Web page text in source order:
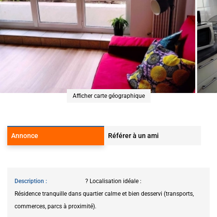
Afficher carte géographique
Annonce Référer à un ami
Description
? Localisation idéale :
Résidence tranquille dans quartier calme et bien desservi (transports,
commerces, parcs à proximité).